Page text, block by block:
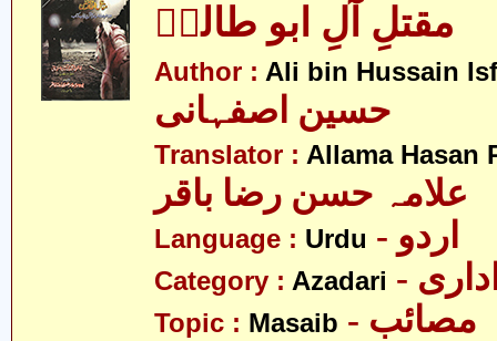
مقتلِ آلِ ابو طالبؑ
Author : Ali bin Hussain
حسین اصفہانی
Translator : Allama Hasan
علامہ حسن رضا باقر
Language : Urdu - اردو
Category : Azadari
Topic : Masaib - مصائب